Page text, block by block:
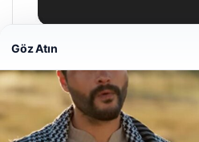
29/04/2026
Göz Atın